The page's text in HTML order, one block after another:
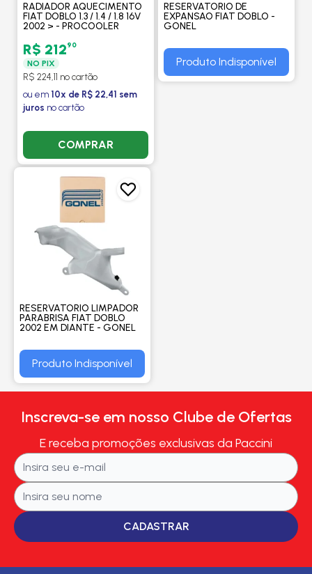
RADIADOR AQUECIMENTO
FIAT DOBLO 1.3 / 1.4 / 1.8 16V
2002 > - PROCOOLER
R$ 21290
NO PIX
R$ 224,11 no cartão
ou em 10x de R$ 22,41 sem
juros no cartão
COMPRAR
RESERVATORIO DE
EXPANSAO FIAT DOBLO -
GONEL
Produto Indisponível
RESERVATORIO LIMPADOR
PARABRISA FIAT DOBLO
2002 EM DIANTE - GONEL
Produto Indisponível
Inscreva-se em nosso Clube de Ofertas
E receba promoções exclusivas da Paccini
CADASTRAR